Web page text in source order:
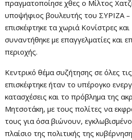
πραγματοποίησε χθες ο Μίλτος
υποψήφιος βουλευτής του ΣΥΡΙΖΑ
επισκέφτηκε τα χωριά Κονίστρες
συναντήθηκε με επαγγελματίες και
περιοχής.
Κεντρικό θέμα συζήτησης σε όλες
επισκέφτηκε ήταν το υπέρογκο
κατασχέσεις και το πρόβλημα της
Μητσοτάκη, με τους πολίτες να
τους για όσα βιώνουν,
πλαίσιο της πολιτικής της